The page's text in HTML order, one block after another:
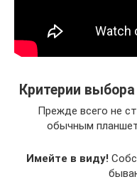
Критерии
Прежде всего не
обычным
Имейте в виду!